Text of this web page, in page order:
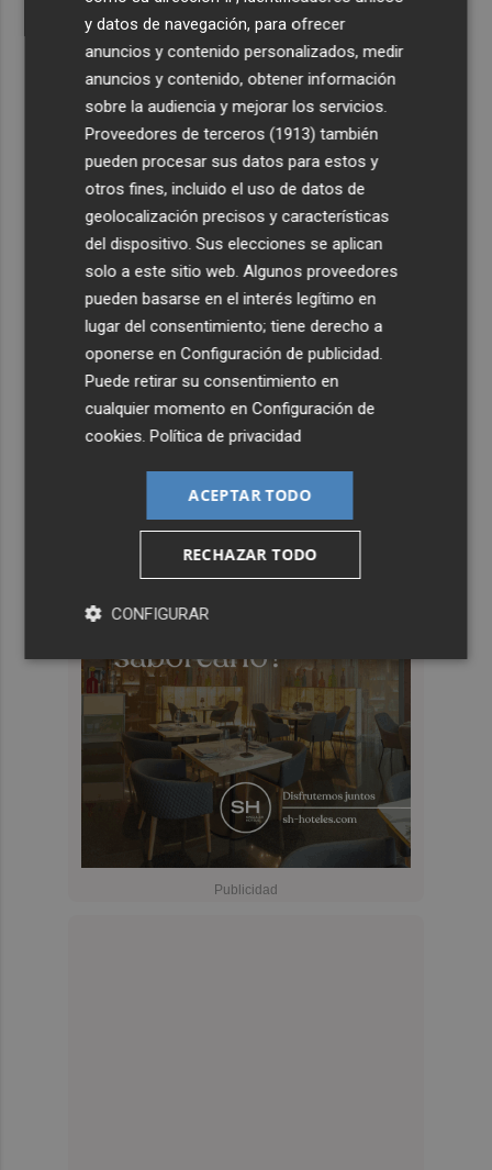
y datos de navegación, para ofrecer
anuncios y contenido personalizados, medir
anuncios y contenido, obtener información
sobre la audiencia y mejorar los servicios.
Proveedores de terceros (1913) también
pueden procesar sus datos para estos y
otros fines, incluido el uso de datos de
geolocalización precisos y características
del dispositivo. Sus elecciones se aplican
solo a este sitio web. Algunos proveedores
pueden basarse en el interés legítimo en
lugar del consentimiento; tiene derecho a
oponerse enConfiguración de publicidad.
Puede retirar su consentimiento en
cualquier momento enConfiguración de
cookies.Política de privacidad
ACEPTAR TODO
RECHAZAR TODO
CONFIGURAR